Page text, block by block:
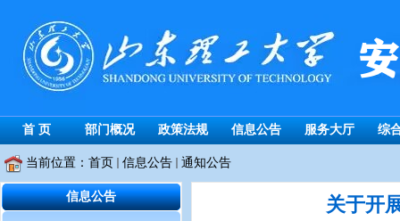
首 页 部门概况 政策法规 信息公告 服务大厅 综
当前位置： 首页 信息公告 通知公告
信息公告 关于开